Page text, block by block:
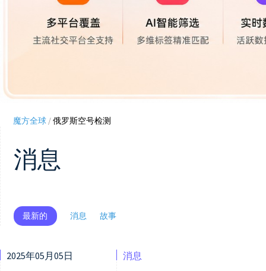
魔方全球/俄罗斯空号检测
消息
最新的 消息 故事
2025年05月05日
消息